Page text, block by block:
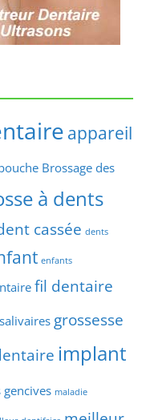
appareil
Brossage des
à dents
cassée dents
enfants
fil dentaire
grossesse
implant
gencives maladie